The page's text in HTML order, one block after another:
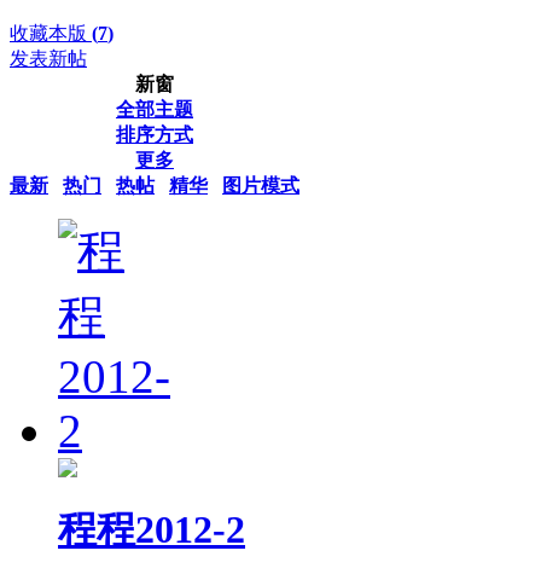
收藏本版 (7)
发表新帖
新窗
全部主题
排序方式
更多
最新
热门 热帖 精华 图片模式
程程2012-2